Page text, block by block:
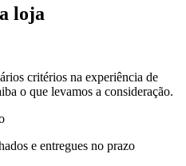
loja
critérios na experiência de
o que levamos a consideração.
e entregues no prazo